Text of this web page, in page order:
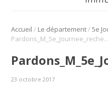
Accueil / Le département/
23 octobre 2017